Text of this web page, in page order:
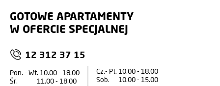
GOTOWE APARTAMENTY
W OFERCIE SPECJALNEJ
12 312 37 15
Pon. - Wt. 10.00 - 18.00
Śr. 11.00 - 18.00
Cz.- Pt. 10.00 - 18.00
Sob. 10.00 - 15.00